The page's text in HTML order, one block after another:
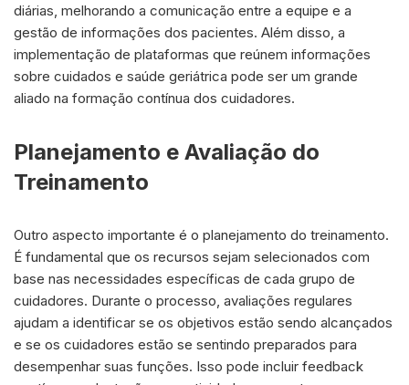
diárias, melhorando a comunicação entre a equipe e a
gestão de informações dos pacientes. Além disso, a
implementação de plataformas que reúnem informações
sobre cuidados e saúde geriátrica pode ser um grande
aliado na formação contínua dos cuidadores.
Planejamento e Avaliação do
Treinamento
Outro aspecto importante é o planejamento do treinamento.
É fundamental que os recursos sejam selecionados com
base nas necessidades específicas de cada grupo de
cuidadores. Durante o processo, avaliações regulares
ajudam a identificar se os objetivos estão sendo alcançados
e se os cuidadores estão se sentindo preparados para
desempenhar suas funções. Isso pode incluir feedback